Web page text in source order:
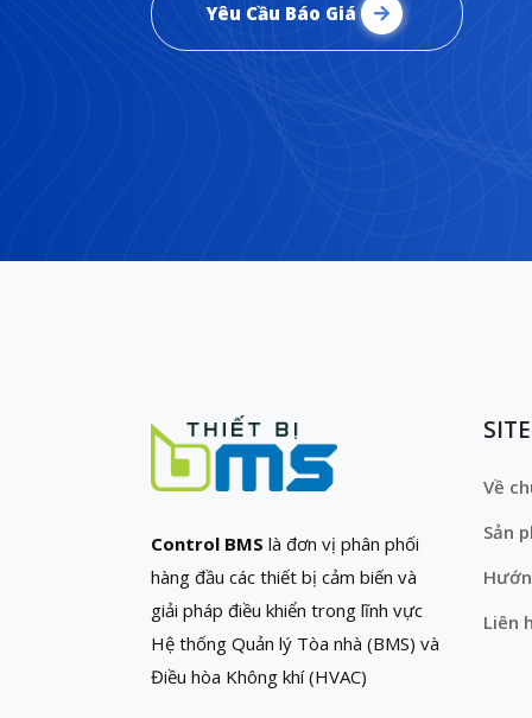
Yêu Cầu Báo Giá
Control BMS là đơn vị phân phối
hàng đầu các thiết bị cảm biến và
giải pháp điều khiển trong lĩnh vực
Hệ thống Quản lý Tòa nhà (BMS) và
Điều hòa Không khí (HVAC)
Về
Sản
Liên